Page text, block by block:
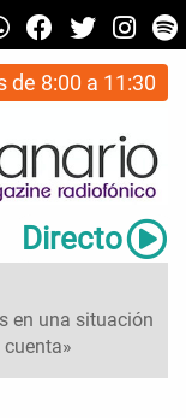
de 8:00 a 11:30
Directo
en una situación